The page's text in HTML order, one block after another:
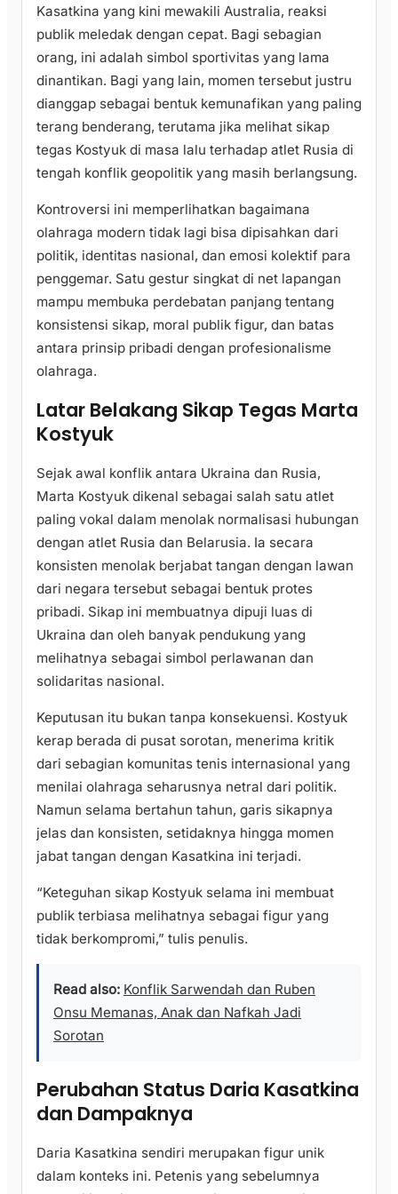
Kasatkina yang kini mewakili Australia, reaksi
publik meledak dengan cepat. Bagi sebagian
orang, ini adalah simbol sportivitas yang lama
dinantikan. Bagi yang lain, momen tersebut justru
dianggap sebagai bentuk kemunafikan yang paling
terang benderang, terutama jika melihat sikap
tegas Kostyuk di masa lalu terhadap atlet Rusia di
tengah konflik geopolitik yang masih berlangsung.
Kontroversi ini memperlihatkan bagaimana
olahraga modern tidak lagi bisa dipisahkan dari
politik, identitas nasional, dan emosi kolektif para
penggemar. Satu gestur singkat di net lapangan
mampu membuka perdebatan panjang tentang
konsistensi sikap, moral publik figur, dan batas
antara prinsip pribadi dengan profesionalisme
olahraga.
Latar Belakang Sikap Tegas Marta
Kostyuk
Sejak awal konflik antara Ukraina dan Rusia,
Marta Kostyuk dikenal sebagai salah satu atlet
paling vokal dalam menolak normalisasi hubungan
dengan atlet Rusia dan Belarusia. Ia secara
konsisten menolak berjabat tangan dengan lawan
dari negara tersebut sebagai bentuk protes
pribadi. Sikap ini membuatnya dipuji luas di
Ukraina dan oleh banyak pendukung yang
melihatnya sebagai simbol perlawanan dan
solidaritas nasional.
Keputusan itu bukan tanpa konsekuensi. Kostyuk
kerap berada di pusat sorotan, menerima kritik
dari sebagian komunitas tenis internasional yang
menilai olahraga seharusnya netral dari politik.
Namun selama bertahun tahun, garis sikapnya
jelas dan konsisten, setidaknya hingga momen
jabat tangan dengan Kasatkina ini terjadi.
“Keteguhan sikap Kostyuk selama ini membuat
publik terbiasa melihatnya sebagai figur yang
tidak berkompromi,” tulis penulis.
Read also: Konflik Sarwendah dan Ruben
Onsu Memanas, Anak dan Nafkah Jadi
Sorotan
Perubahan Status Daria Kasatkina
dan Dampaknya
Daria Kasatkina sendiri merupakan figur unik
dalam konteks ini. Petenis yang sebelumnya